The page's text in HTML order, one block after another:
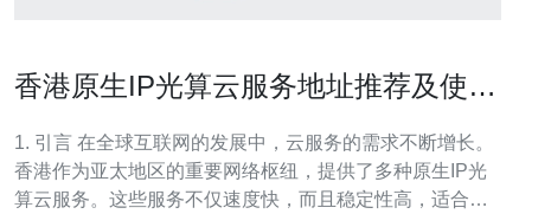
香港原生IP光算云服务地址推荐及使用
1. 引言 在全球互联网的发展中，云服务的需求不断增长。
香港作为亚太地区的重要网络枢纽，提供了多种原生IP光
算云服务。这些服务不仅速度快，而且稳定性高，适合各